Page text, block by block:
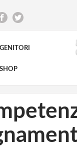
GENITORI
SHOP AVANZATA